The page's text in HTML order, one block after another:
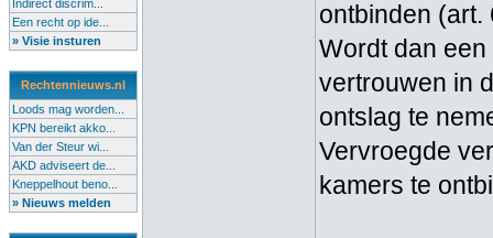
Indirect discrim...
Een recht op ide...
» Visie insturen
Rechtennieuws.nl
Loods mag worden...
KPN bereikt akko...
Van der Steur wi...
AKD adviseert de...
Kneppelhout beno...
» Nieuws melden
ontbinden
Wordt dan
vertrouwen in
ontslag te
Vervroegde
kamers te